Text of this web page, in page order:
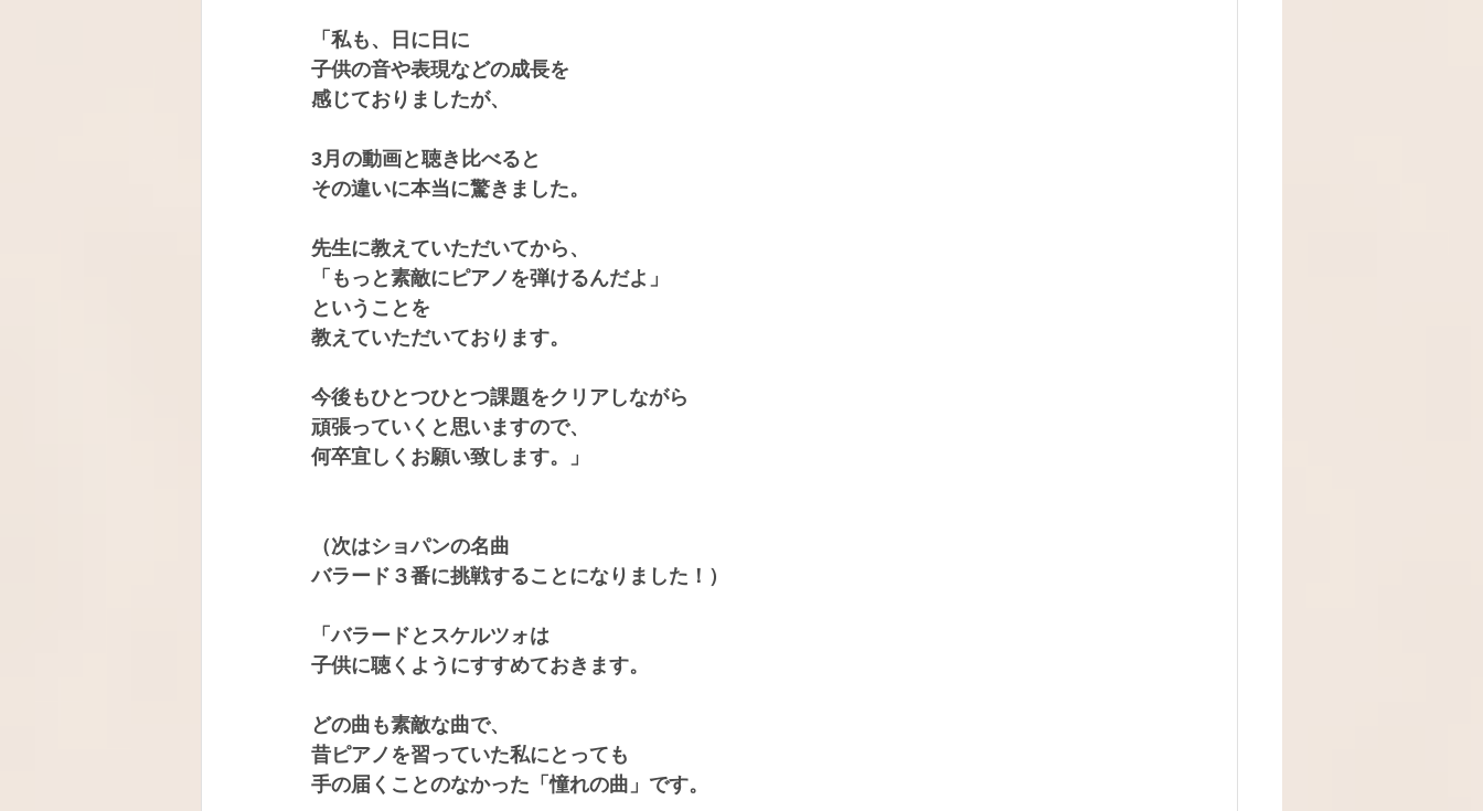
「私も、日に日に
子供の音や表現などの成長を
感じておりましたが、
3月の動画と聴き比べると
その違いに本当に驚きました。
先生に教えていただいてから、
「もっと素敵にピアノを弾けるんだよ」
ということを
教えていただいております。
今後もひとつひとつ課題をクリアしながら
頑張っていくと思いますので、
何卒宜しくお願い致します。」
（次はショパンの名曲
バラード３番に挑戦することになりました！）
「バラードとスケルツォは
子供に聴くようにすすめておきます。
どの曲も素敵な曲で、
昔ピアノを習っていた私にとっても
手の届くことのなかった「憧れの曲」です。